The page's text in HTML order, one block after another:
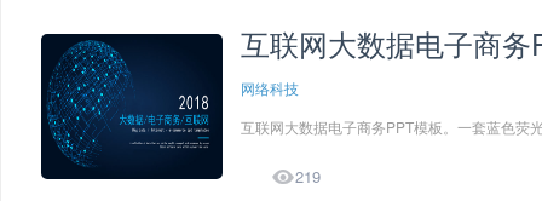
互联网大数据电子商务
网络科技
互联网大数据电子商务PPT模板。一套蓝色荧
219